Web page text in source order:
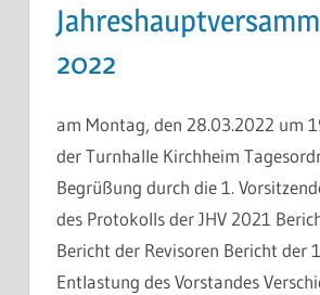
2022
am Montag, den 28.03.2022 um
der Turnhalle Kirchheim
Begrüßung durch die 1.
des Protokolls der JHV 2021
Bericht der Revisoren Bericht der
Entlastung des Vorstandes